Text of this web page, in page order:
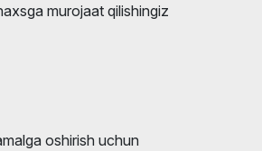
murojaat qilishingiz
oshirish uchun